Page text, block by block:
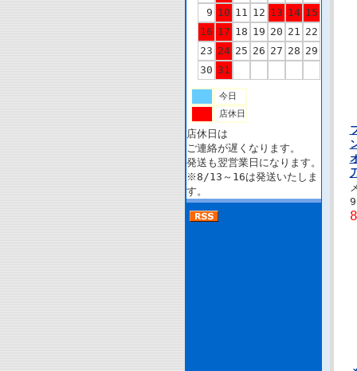
9 10 11 12 13 14 15
16 17 18 19 20 21 22
23 24 25 26 27 28 29
30 31
今日
店休日
店休日は
ご連絡が遅くなります。
発送も翌営業日になります。
※8/13～16は発送いたしま
す。